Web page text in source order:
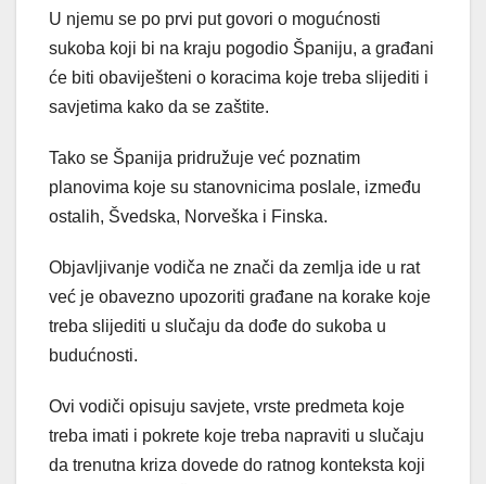
U njemu se po prvi put govori o mogućnosti
sukoba koji bi na kraju pogodio Španiju, a građani
će biti obaviješteni o koracima koje treba slijediti i
savjetima kako da se zaštite.
Tako se Španija pridružuje već poznatim
planovima koje su stanovnicima poslale, između
ostalih, Švedska, Norveška i Finska.
Objavljivanje vodiča ne znači da zemlja ide u rat
već je obavezno upozoriti građane na korake koje
treba slijediti u slučaju da dođe do sukoba u
budućnosti.
Ovi vodiči opisuju savjete, vrste predmeta koje
treba imati i pokrete koje treba napraviti u slučaju
da trenutna kriza dovede do ratnog konteksta koji